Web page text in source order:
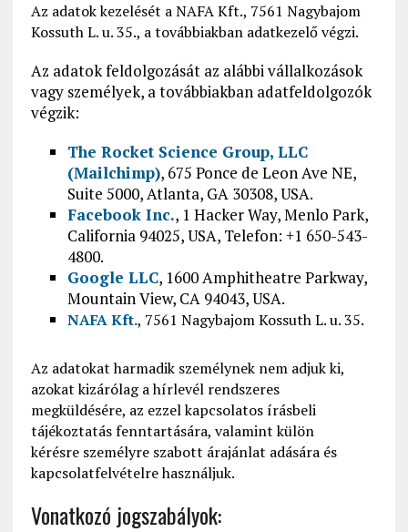
Az adatok kezelését a NAFA Kft., 7561 Nagybajom
Kossuth L. u. 35., a továbbiakban adatkezelő végzi.
Az adatok feldolgozását az alábbi vállalkozások
vagy személyek, a továbbiakban adatfeldolgozók
végzik:
The Rocket Science Group, LLC
(Mailchimp), 675 Ponce de Leon Ave NE,
Suite 5000, Atlanta, GA 30308, USA.
Facebook Inc., 1 Hacker Way, Menlo Park,
California 94025, USA, Telefon: +1 650-543-
4800.
Google LLC, 1600 Amphitheatre Parkway,
Mountain View, CA 94043, USA.
NAFA Kft., 7561 Nagybajom Kossuth L. u. 35.
Az adatokat harmadik személynek nem adjuk ki,
azokat kizárólag a hírlevél rendszeres
megküldésére, az ezzel kapcsolatos írásbeli
tájékoztatás fenntartására, valamintkülön
kérésre személyre szabott árajánlat adására és
kapcsolatfelvételre használjuk.
Vonatkozó jogszabályok: